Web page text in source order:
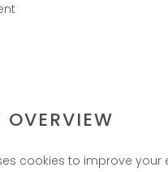
OVERVIEW
cookies to improve your